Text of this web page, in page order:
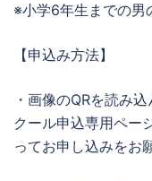
※小学6年生までの男
【申込み方法】
・画像のQRを読み
クール申込専用ペー
ってお申し込みをお